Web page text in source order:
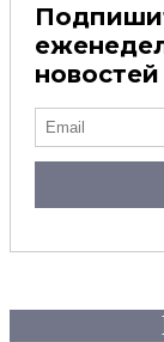
новостей